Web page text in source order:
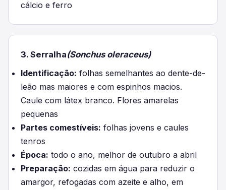
cálcio e ferro
3. Serralha(Sonchus oleraceus)
Identificação: folhas semelhantes ao dente-de-
leão mas maiores e com espinhos macios.
Caule com látex branco. Flores amarelas
pequenas
Partes comestíveis: folhas jovens e caules
tenros
Época: todo o ano, melhor de outubro a abril
Preparação: cozidas em água para reduzir o
amargor, refogadas com azeite e alho, em